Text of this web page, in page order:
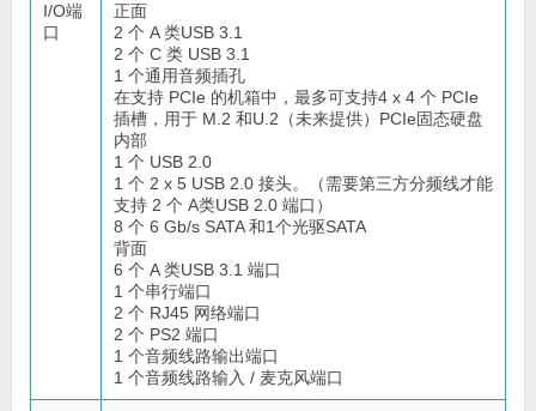
I/O端
口
正面
2 个 A 类USB 3.1
2 个 C 类 USB 3.1
1 个通用音频插孔
在支持 PCIe 的机箱中，最多可支持4 x 4 个 PCIe
插槽，用于 M.2 和U.2（未来提供）PCIe固态硬盘
内部
1 个 USB 2.0
1 个 2 x 5 USB 2.0 接头。（需要第三方分频线才能
支持 2 个 A类USB 2.0 端口）
8 个 6 Gb/s SATA 和1个光驱SATA
背面
6 个 A 类USB 3.1 端口
1 个串行端口
2 个 RJ45 网络端口
2 个 PS2 端口
1 个音频线路输出端口
1 个音频线路输入 / 麦克风端口